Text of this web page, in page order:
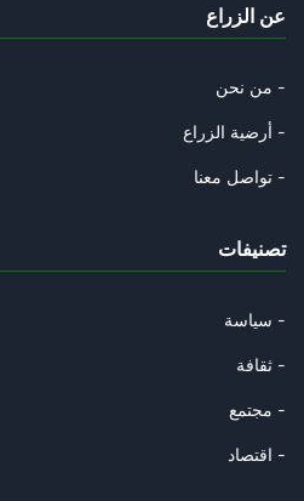
عن الزراع
من نحن -
أرضية الزراع -
تواصل معنا -
تصنيفات
سياسة -
ثقافة -
مجتمع -
اقتصاد -